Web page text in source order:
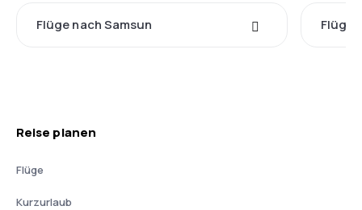
Flüge nach Samsun Flüge
Reise planen
Flüge
Kurzurlaub